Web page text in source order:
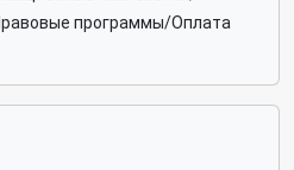
программы/Оплата